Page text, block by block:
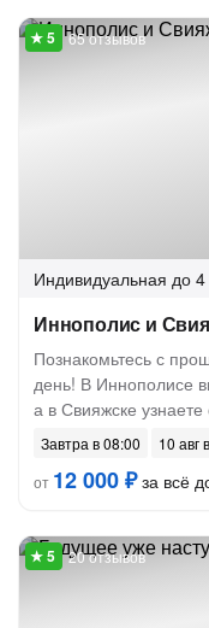
65 отзывов
Индивидуальная до 4
Иннополис и
Познакомьтесь с
день! В Иннополисе
а в Свияжске
Завтра в 08:00
10 авг
от 12 000 ₽за всё
20 отзывов